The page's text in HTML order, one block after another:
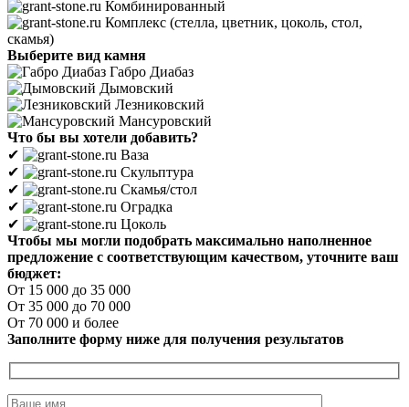
Комбинированный
Комплекс (стелла, цветник, цоколь, стол,
скамья)
Выберите вид камня
Габро Диабаз
Дымовский
Лезниковский
Мансуровский
Что бы вы хотели добавить?
✔
Ваза
✔
Скульптура
✔
Скамья/стол
✔
Оградка
✔
Цоколь
Чтобы мы могли подобрать максимально наполненное
предложение с соответствующим качеством, уточните ваш
бюджет:
От 15 000 до 35 000
От 35 000 до 70 000
От 70 000 и более
Заполните форму ниже для получения результатов